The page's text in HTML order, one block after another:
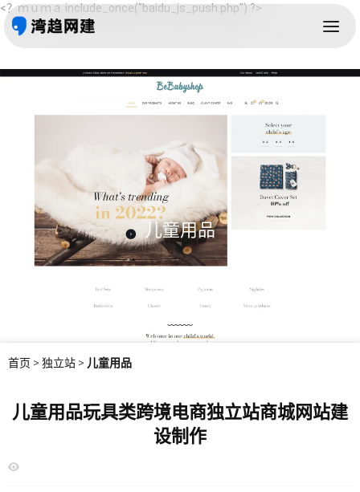
<？ｍｕｍａ include_once("baidu_js_push.php") ?>
儿童用品
首页 > 独立站 > 儿童用品
儿童用品玩具类跨境电商独立站商城网站建
设制作